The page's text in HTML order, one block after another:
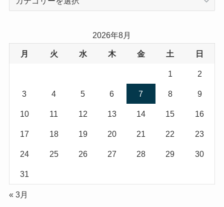
ー
2026年8月
月 火 水 木 金 土 日
1 2
3 4 5 6 7 8 9
10 11 12 13 14 15 16
17 18 19 20 21 22 23
24 25 26 27 28 29 30
31
« 3月